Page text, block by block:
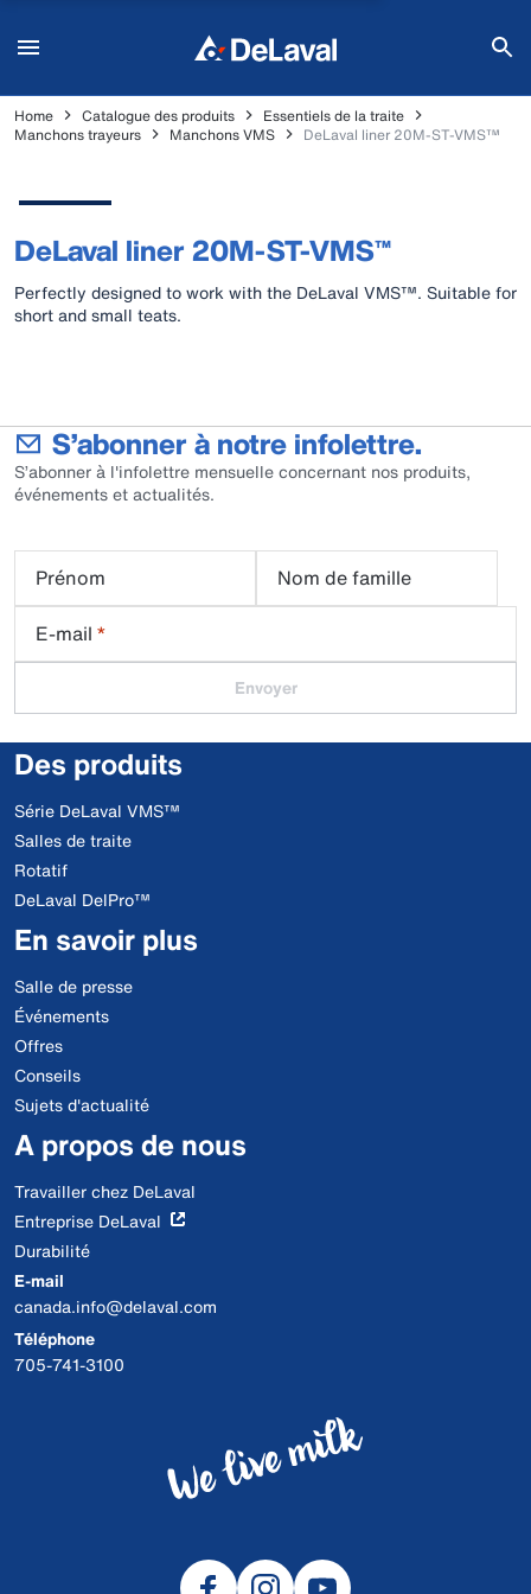
Home Catalogue des produits
Essentiels de la traite
Manchons trayeurs
Manchons VMS DeLaval liner 20M-ST-VMS™
DeLaval liner 20M-ST-VMS™
Perfectly designed to work with the DeLaval VMS™. Suitable for
short and small teats.
S’abonner à notre infolettre.
S’abonner à l'infolettre mensuelle concernant nos produits,
événements et actualités.
Prénom
Nom de famille
E-mail *
Envoyer
Des produits
Série DeLaval VMS™
Salles de traite
Rotatif
DeLaval DelPro™
En savoir plus
Salle de presse
Événements
Offres
Conseils
Sujets d'actualité
A propos de nous
Travailler chez DeLaval
Entreprise DeLaval
Durabilité
E-mail
canada.info@delaval.com
Téléphone
705-741-3100